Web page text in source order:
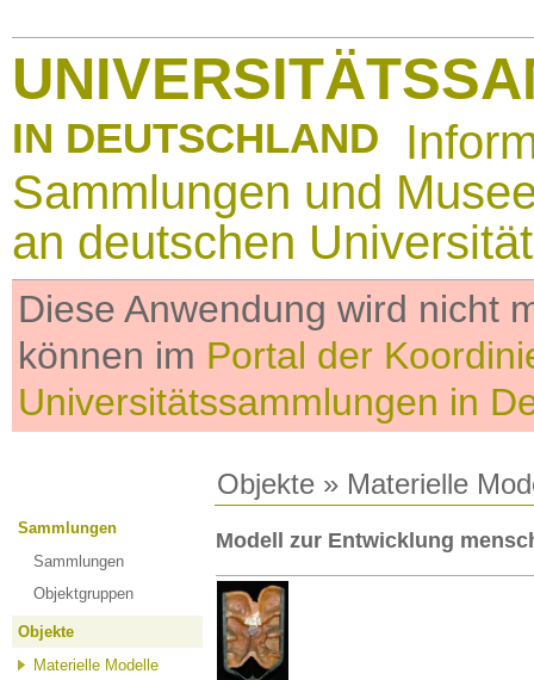
IN DEUTSCHLAND
Sammlungen und
an deutschen
Diese Anwendung wird nicht
können im Portal der
Universitätssammlungen in
Objekte » Materielle
Sammlungen
Sammlungen
Objektgruppen
Objekte
Materielle Modelle
Modell zur Entwicklung